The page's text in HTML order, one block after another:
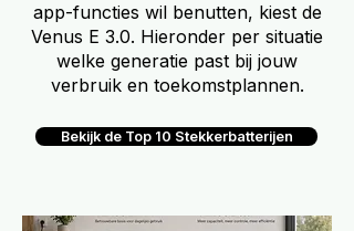
app-functies wil benutten, kiest de
Venus E 3.0. Hieronder per situatie
welke generatie past bij jouw
verbruik en toekomstplannen.
Bekijk de Top 10 Stekkerbatterijen